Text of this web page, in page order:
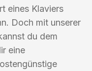
eines Klaviers
Doch mit unserer
du dem
eine